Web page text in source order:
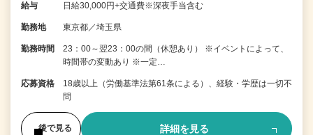
給与 日給30,000円+交通費※深夜手当含む
勤務地 東京都／埼玉県
勤務時間
23：00～翌23：00の間（休憩あり） ※イベントによって、
時間帯の変動あり ※一定…
応募資格
18歳以上（労働基準法第61条による）、経験・学歴は一切不
問
後で見る 詳細を見る